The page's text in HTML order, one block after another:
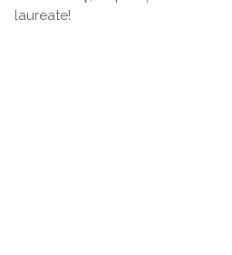
laureate!